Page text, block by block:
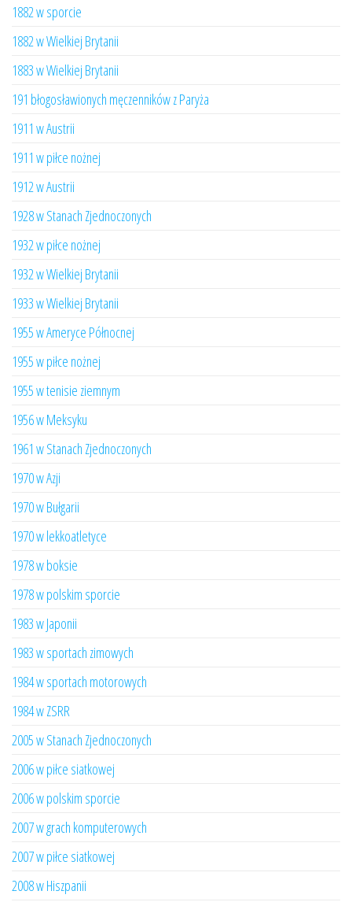
1882 w sporcie
1882 w Wielkiej Brytanii
1883 w Wielkiej Brytanii
191 błogosławionych męczenników z Paryża
1911 w Austrii
1911 w piłce nożnej
1912 w Austrii
1928 w Stanach Zjednoczonych
1932 w piłce nożnej
1932 w Wielkiej Brytanii
1933 w Wielkiej Brytanii
1955 w Ameryce Północnej
1955 w piłce nożnej
1955 w tenisie ziemnym
1956 w Meksyku
1961 w Stanach Zjednoczonych
1970 w Azji
1970 w Bułgarii
1970 w lekkoatletyce
1978 w boksie
1978 w polskim sporcie
1983 w Japonii
1983 w sportach zimowych
1984 w sportach motorowych
1984 w ZSRR
2005 w Stanach Zjednoczonych
2006 w piłce siatkowej
2006 w polskim sporcie
2007 w grach komputerowych
2007 w piłce siatkowej
2008 w Hiszpanii